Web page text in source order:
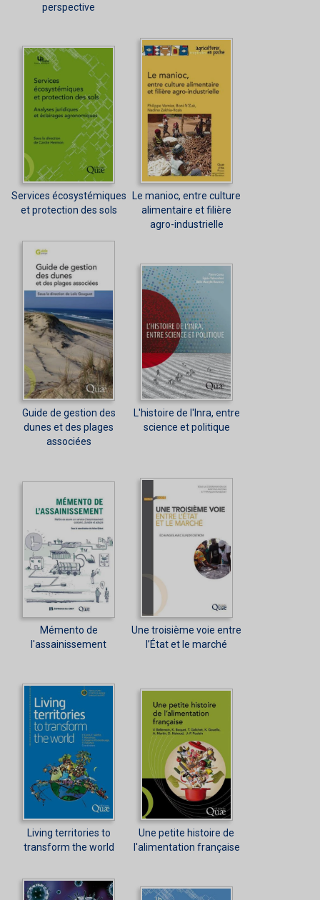
perspective
Services écosystémiques
et protection des sols
Le manioc, entre culture
alimentaire et filière
agro-industrielle
Guide de gestion des
dunes et des plages
associées
L'histoire de l'Inra, entre
science et politique
Mémento de
l'assainissement
Une troisième voie entre
l’État et le marché
Living territories to
transform the world
Une petite histoire de
l'alimentation française